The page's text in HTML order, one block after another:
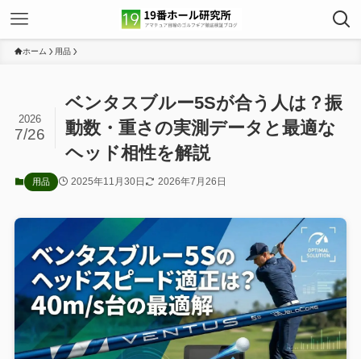
ホーム 用品
ベンタスブルー5Sが合う人は？振
動数・重さの実測データと最適な
ヘッド相性を解説
2026
7/26
用品 2025年11月30日 2026年7月26日